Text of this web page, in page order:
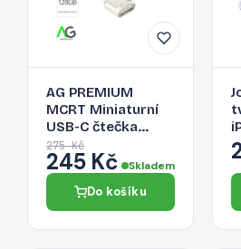
AG PREMIUM
MCRT Miniaturní
USB-C čtečka
Micro SD karet,
zlatá
275 Kč
245 Kč Skladem
Do košíku